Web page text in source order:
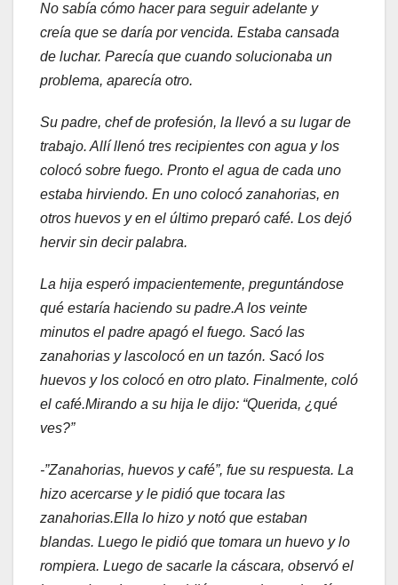
No sabía cómo hacer para seguir adelante y
creía que se daría por vencida. Estaba cansada
de luchar. Parecía que cuando solucionaba un
problema, aparecía otro.
Su padre, chef de profesión, la llevó a su lugar de
trabajo. Allí llenó tres recipientes con agua y los
colocó sobre fuego. Pronto el agua de cada uno
estaba hirviendo. En uno colocó zanahorias, en
otros huevos y en el último preparó café. Los dejó
hervir sin decir palabra.
La hija esperó impacientemente, preguntándose
qué estaría haciendo su padre.A los veinte
minutos el padre apagó el fuego. Sacó las
zanahorias y lascolocó en un tazón. Sacó los
huevos y los colocó en otro plato. Finalmente, coló
el café.Mirando a su hija le dijo: “Querida, ¿qué
ves?”
-”Zanahorias, huevos y café”, fue su respuesta. La
hizo acercarse y le pidió que tocara las
zanahorias.Ella lo hizo y notó que estaban
blandas. Luego le pidió que tomara un huevo y lo
rompiera. Luego de sacarle la cáscara, observó el